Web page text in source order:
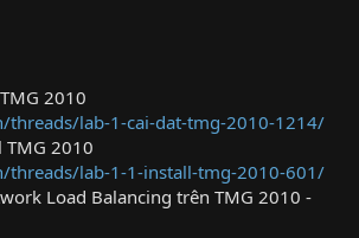
2010
threads/lab-1-cai-dat-tmg-2010-1214/
TMG 2010
threads/lab-1-1-install-tmg-2010-601/
Load Balancing trên TMG 2010 -